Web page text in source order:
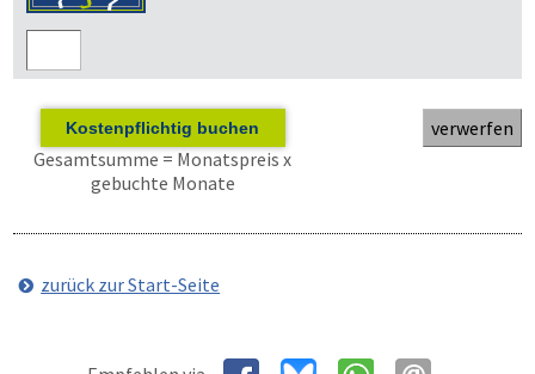
Kostenpflichtig buchen
Gesamtsumme = Monatspreis x
gebuchte Monate
zurück zur Start-Seite